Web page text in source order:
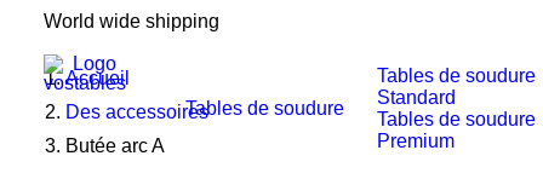
World wide shipping
Tables de soudure
Tables de soudure
Standard
Tables de soudure
Premium
Accueil
Des accessoires
Butée arc A